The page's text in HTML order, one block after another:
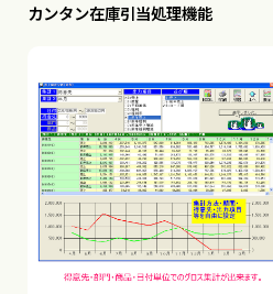
カンタン在庫引当処理機能